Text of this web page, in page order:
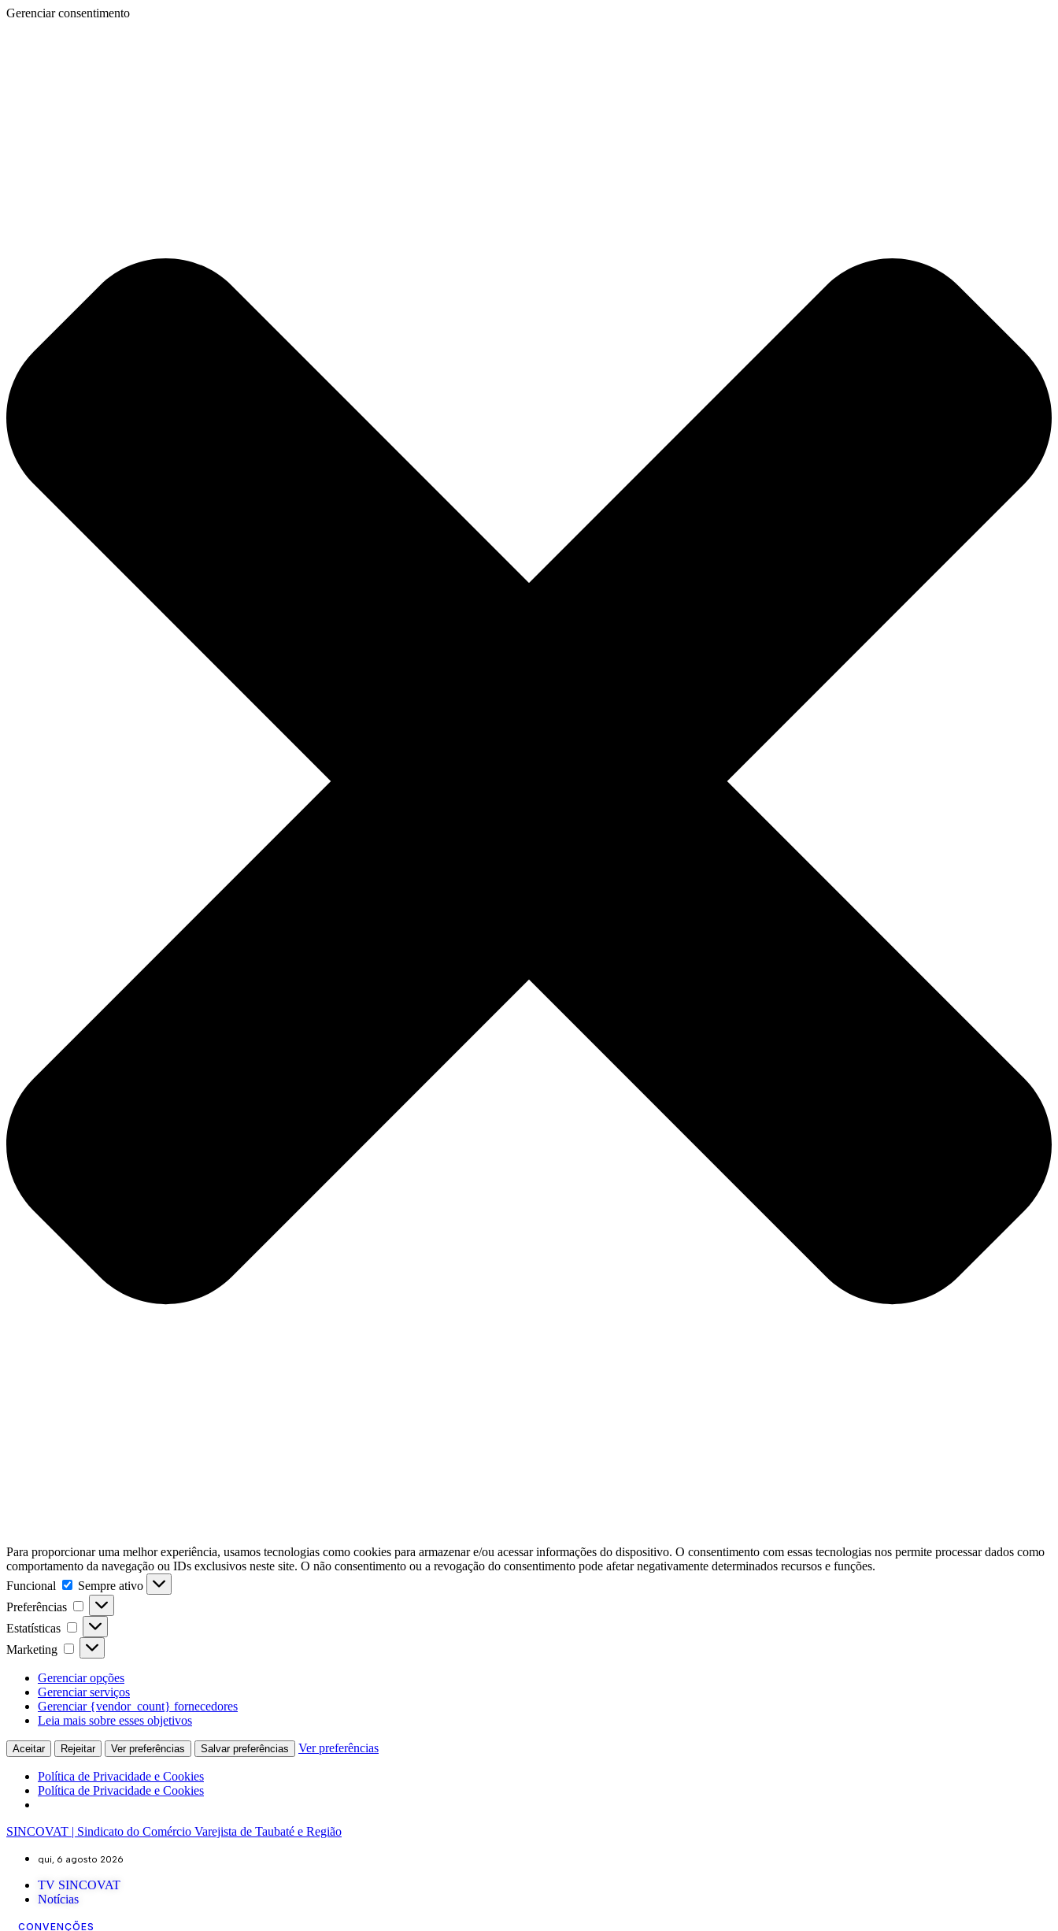
Gerenciar consentimento
Para proporcionar uma melhor experiência, usamos tecnologias como cookies para armazenar e/ou acessar informações do dispositivo. O consentimento com essas tecnologias nos permite processar dados como
comportamento da navegação ou IDs exclusivos neste site. O não consentimento ou a revogação do consentimento pode afetar negativamente determinados recursos e funções.
Funcional
Funcional
Sempre ativo
Preferências
Preferências
Estatísticas
Estatísticas
Marketing
Marketing
Gerenciar opções
Gerenciar serviços
Gerenciar {vendor_count} fornecedores
Leia mais sobre esses objetivos
Aceitar Rejeitar Ver preferências Salvar preferências Ver preferências
Política de Privacidade e Cookies
Política de Privacidade e Cookies
SINCOVAT | Sindicato do Comércio Varejista de Taubaté e Região
qui, 6 agosto 2026
TV SINCOVAT
Notícias
CONVENÇÕES